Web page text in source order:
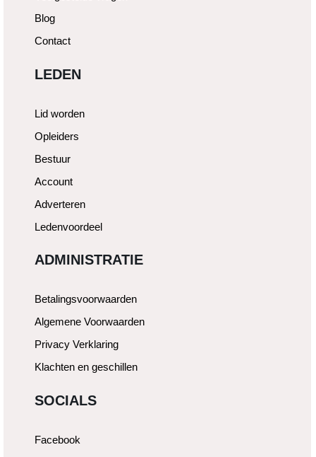
Blog
Contact
LEDEN
Lid worden
Opleiders
Bestuur
Account
Adverteren
Ledenvoordeel
ADMINISTRATIE
Betalingsvoorwaarden
Algemene Voorwaarden
Privacy Verklaring
Klachten en geschillen
SOCIALS
Facebook